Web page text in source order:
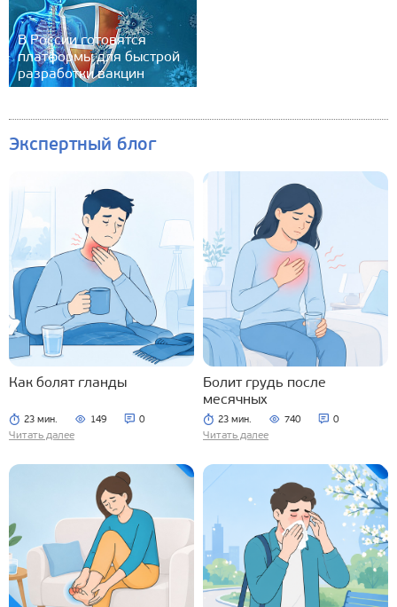
В России готовятся
платформы для быстрой
разработки вакцин
Экспертный блог
Как болят гланды
23 мин. 149 0
Читать далее
Болит грудь после
месячных
23 мин. 740 0
Читать далее